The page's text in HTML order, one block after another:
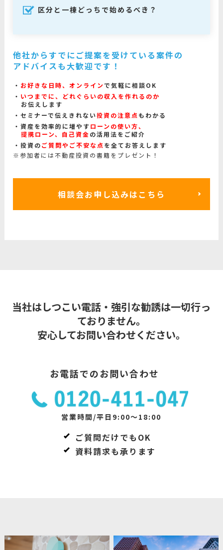
区分と一棟どっちで始めるべき？
他社からすでにご提案を受けている案件の
アドバイスも大歓迎です！
お好きな日時、オンラインで気軽に相談OK
いつまでに、どれぐらいの収入を作れるのか
お伝えします
セミナーで伝えきれない投資の注意点 もわかる
資産を効率的に増やすローンの使い方、
提携ローン、自己資金の活用法をご紹介
投資のご質問やご不安な点 を全てお答えします
※参加者には不動産投資の書籍をプレゼント！
相談会お申し込みはこちら
当社はしつこい電話・強引な勧誘は一切行っ
ておりません。
安心してお問い合わせください。
お電話でのお問い合わせ
営業時間/平日9:00～18:00
ご質問だけでもOK
資料請求も承ります